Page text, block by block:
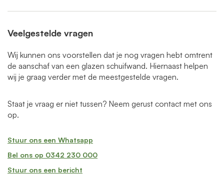
Veelgestelde vragen
Wij kunnen ons voorstellen dat je nog vragen hebt omtrent
de aanschaf van een glazen schuifwand. Hiernaast helpen
wij je graag verder met de meestgestelde vragen.
Staat je vraag er niet tussen? Neem gerust contact met ons
op.
Stuur ons een Whatsapp
Bel ons op 0342 230 000
Stuur ons een bericht